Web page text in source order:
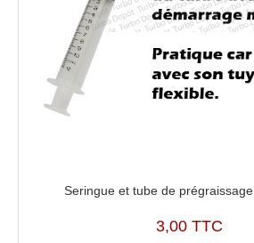
Seringue et tube de
3,00 TTC